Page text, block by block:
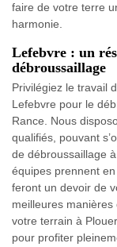
faire de votre terre
harmonie.
Lefebvre : un
débroussaillage
Privilégiez le travail
Lefebvre pour le
Rance. Nous
qualifiés, pouvant
de débroussaillage
équipes prennent
feront un devoir de
meilleures
votre terrain à
pour profiter